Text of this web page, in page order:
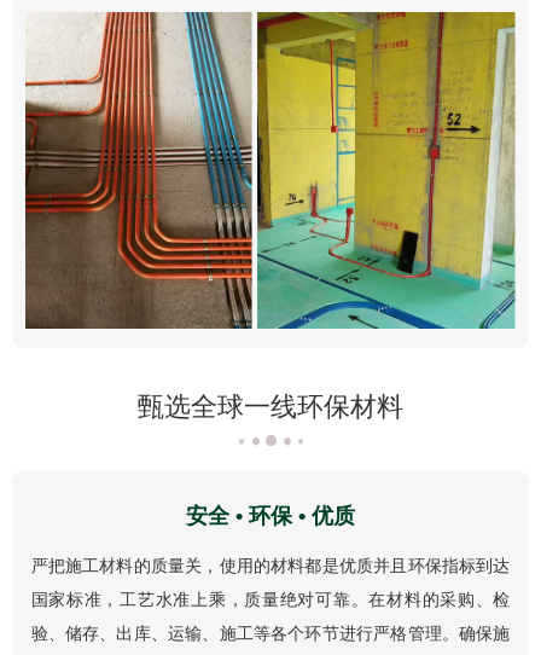
甄选全球一线环保材料
安全 • 环保 • 优质
严把施工材料的质量关，使用的材料都是优质并且环保指标到达
国家标准，工艺水准上乘，质量绝对可靠。在材料的采购、检
验、储存、出库、运输、施工等各个环节进行严格管理。确保施